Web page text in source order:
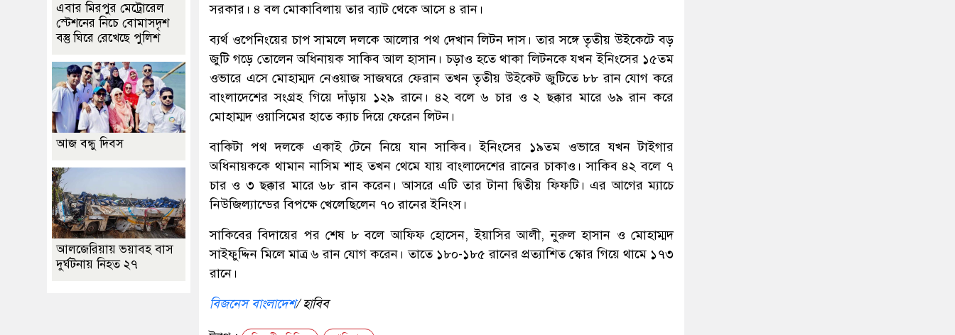
সরকার। ৪ বল মোকাবিলায় তার ব্যাট থেকে আসে ৪ রান।
ব্যর্থ ওপেনিংয়ের চাপ সামলে দলকে আলোর পথ দেখান লিটন দাস। তার সঙ্গে তৃতীয় উইকেটে বড়
জুটি গড়ে তোলেন অধিনায়ক সাকিব আল হাসান। চড়াও হতে থাকা লিটনকে যখন ইনিংসের ১৫তম
ওভারে এসে মোহাম্মদ নেওয়াজ সাজঘরে ফেরান তখন তৃতীয় উইকেট জুটিতে ৮৮ রান যোগ করে
বাংলাদেশের সংগ্রহ গিয়ে দাঁড়ায় ১২৯ রানে। ৪২ বলে ৬ চার ও ২ ছক্কার মারে ৬৯ রান করে
মোহাম্মদ ওয়াসিমের হাতে ক্যাচ দিয়ে ফেরেন লিটন।
বাকিটা পথ দলকে একাই টেনে নিয়ে যান সাকিব। ইনিংসের ১৯তম ওভারে যখন টাইগার
অধিনায়ককে থামান নাসিম শাহ তখন থেমে যায় বাংলাদেশের রানের চাকাও। সাকিব ৪২ বলে ৭
চার ও ৩ ছক্কার মারে ৬৮ রান করেন। আসরে এটি তার টানা দ্বিতীয় ফিফটি। এর আগের ম্যাচে
নিউজিল্যান্ডের বিপক্ষে খেলেছিলেন ৭০ রানের ইনিংস।
সাকিবের বিদায়ের পর শেষ ৮ বলে আফিফ হোসেন, ইয়াসির আলী, নুরুল হাসান ও মোহাম্মদ
সাইফুদ্দিন মিলে মাত্র ৬ রান যোগ করেন। তাতে ১৮০-১৮৫ রানের প্রত্যাশিত স্কোর গিয়ে থামে ১৭৩
রানে।
বিজনেস বাংলাদেশ/ হাবিব
এবার মিরপুর মেট্রোরেল
স্টেশনের নিচে বোমাসদৃশ
বস্তু ঘিরে রেখেছে পুলিশ
আজ বন্ধু দিবস
আলজেরিয়ায় ভয়াবহ বাস
দুর্ঘটনায় নিহত ২৭